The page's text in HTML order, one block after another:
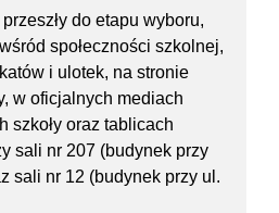
do etapu wyboru,
społeczności szkolnej,
i ulotek, na stronie
w oficjalnych mediach
szkoły oraz tablicach
sali nr 207 (budynek przy
sali nr 12 (budynek przy ul.